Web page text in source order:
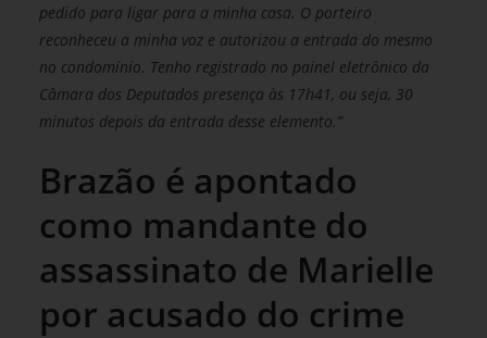
pedido para ligar para a minha casa. O porteiro
reconheceu a minha voz e autorizou a entrada do mesmo
no condomínio. Tenho registrado no painel eletrônico da
Câmara dos Deputados presença às 17h41, ou seja, 30
minutos depois da entrada desse elemento.”
Brazão é apontado
como mandante do
assassinato de Marielle
por acusado do crime